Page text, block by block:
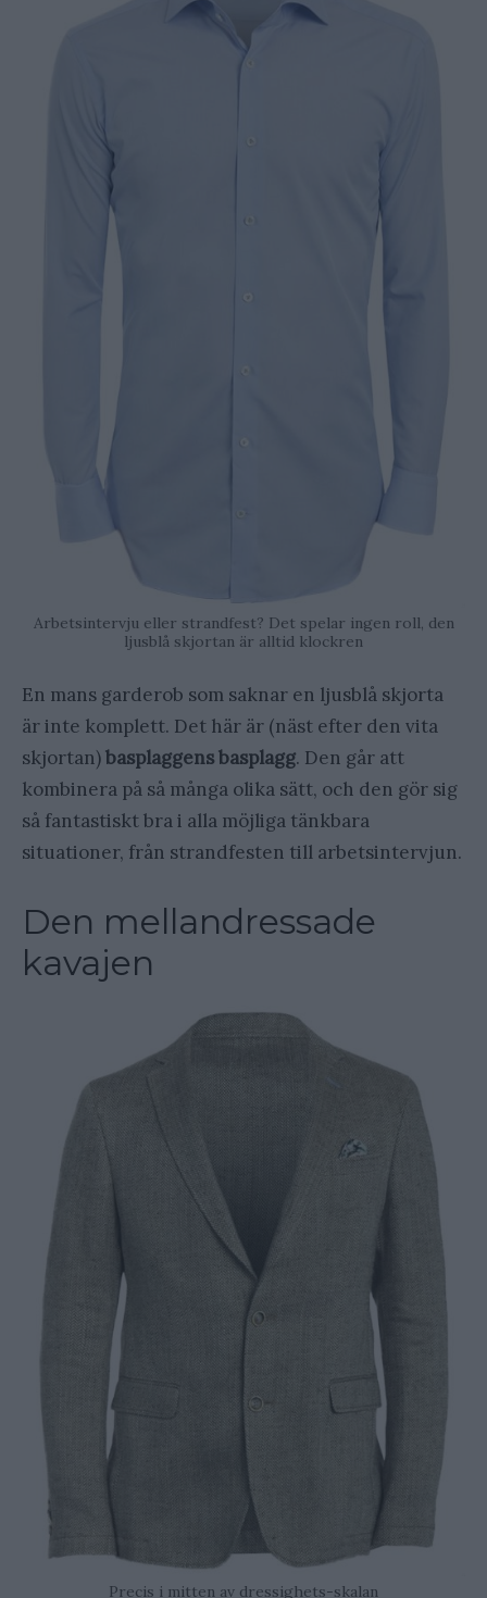
Arbetsintervju eller strandfest? Det spelar ingen roll, den
ljusblå skjortan är alltid klockren
En mans garderob som saknar en ljusblå skjorta
är inte komplett. Det här är (näst efter den vita
skjortan)basplaggens basplagg. Den går att
kombinera på så många olika sätt, och den gör sig
så fantastiskt bra i alla möjliga tänkbara
situationer, från strandfesten till arbetsintervjun.
Den mellandressade
kavajen
Precis i mitten av dressighets-skalan